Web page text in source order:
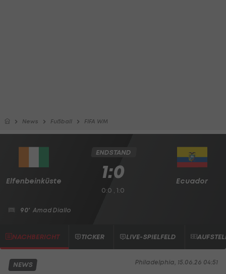
News Fußball FIFA WM
Elfenbeinküste Ecuador
ENDSTAND
1:0
0:0 , 1:0
90' Amad Diallo
NACHBERICHT TICKER LIVE-SPIELFELD
Philadelphia, 15.06.26 04:51
NEWS